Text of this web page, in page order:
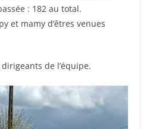
: 182 au total.
et mamy d’êtres venues
de l’équipe.